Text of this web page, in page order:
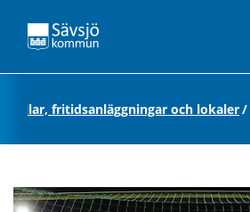
fritidsanläggningar och lokaler/